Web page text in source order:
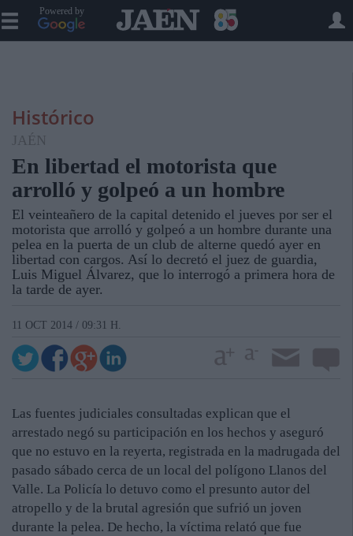
Powered by
Histórico
JAÉN
En libertad el motorista que
arrolló y golpeó a un hombre
El veinteañero de la capital detenido el jueves por ser el
motorista que arrolló y golpeó a un hombre durante una
pelea en la puerta de un club de alterne quedó ayer en
libertad con cargos. Así lo decretó el juez de guardia,
Luis Miguel Álvarez, que lo interrogó a primera hora de
la tarde de ayer.
11 OCT 2014 / 09:31 H.
Las fuentes judiciales consultadas explican que el
arrestado negó su participación en los hechos y aseguró
que no estuvo en la reyerta, registrada en la madrugada del
pasado sábado cerca de un local del polígono Llanos del
Valle. La Policía lo detuvo como el presunto autor del
atropello y de la brutal agresión que sufrió un joven
durante la pelea. De hecho, la víctima relató que fue